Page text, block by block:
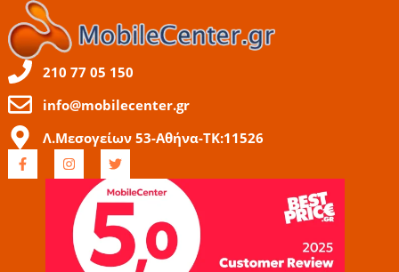
210 77 05 150
info@mobilecenter.gr
Λ.Μεσογείων 53-Αθήνα-ΤΚ:11526
F
a
c
I
n
s
g
r
a
m
T
w
t
t
e
r